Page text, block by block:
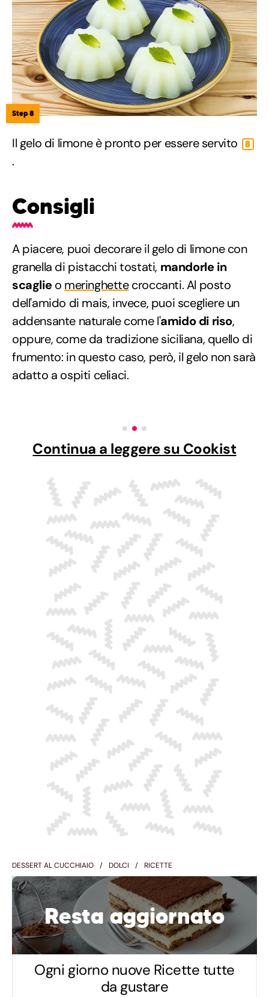
Step 8
Il gelo di limone è pronto per essere servito 8
.
Consigli
A piacere, puoi decorare il gelo di limone con
granella di pistacchi tostati, mandorle in
scaglieo meringhettecroccanti. Al posto
dell'amido di mais, invece, puoi scegliere un
addensante naturale come l'amido di riso,
oppure, come da tradizione siciliana, quello di
frumento: in questo caso, però, il gelo non sarà
adatto a ospiti celiaci.
Continua a leggere su Cookist
DESSERT AL CUCCHIAIO DOLCI RICETTE
Resta aggiornato
Ogni giorno nuove Ricette tutte
da gustare